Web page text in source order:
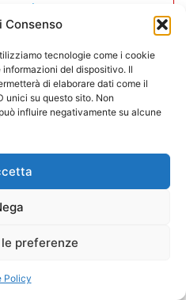
Consenso
tecnologie come i cookie
del dispositivo. Il
di elaborare dati come il
unici su questo sito. Non
influire negativamente su alcune
preferenze
Policy